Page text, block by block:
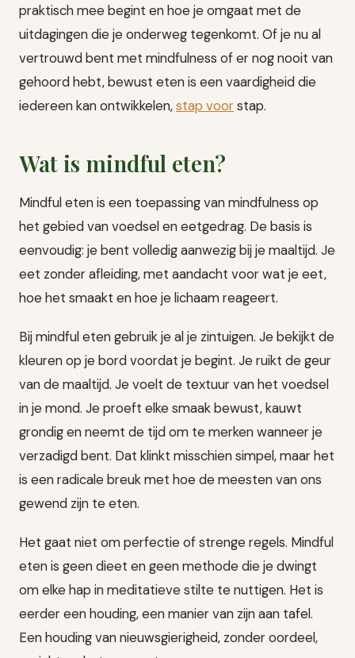
praktisch mee begint en hoe je omgaat met de
uitdagingen die je onderweg tegenkomt. Of je nu al
vertrouwd bent met mindfulness of er nog nooit van
gehoord hebt, bewust eten is een vaardigheid die
iedereen kan ontwikkelen,stap voorstap.
Wat is mindful eten?
Mindful eten is een toepassing van mindfulness op
het gebied van voedsel en eetgedrag. De basis is
eenvoudig: je bent volledig aanwezig bij je maaltijd. Je
eet zonder afleiding, met aandacht voor wat je eet,
hoe het smaakt en hoe je lichaam reageert.
Bij mindful eten gebruik je al je zintuigen. Je bekijkt de
kleuren op je bord voordat je begint. Je ruikt de geur
van de maaltijd. Je voelt de textuur van het voedsel
in je mond. Je proeft elke smaak bewust, kauwt
grondig en neemt de tijd om te merken wanneer je
verzadigd bent. Dat klinkt misschien simpel, maar het
is een radicale breuk met hoe de meesten van ons
gewend zijn te eten.
Het gaat niet om perfectie of strenge regels. Mindful
eten is geen dieet en geen methode die je dwingt
om elke hap in meditatieve stilte te nuttigen. Het is
eerder een houding, een manier van zijn aan tafel.
Een houding van nieuwsgierigheid, zonder oordeel,